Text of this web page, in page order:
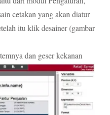
cetakan yang akan diatur
itu klik desainer (gambar
dan geser kekanan